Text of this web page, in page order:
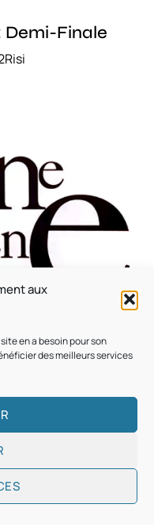
aux
en a besoin pour son
des meilleurs services
Demi-Finale
Team